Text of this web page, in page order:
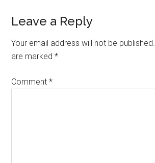
Reader
Interactions
Leave a Reply
Your email address will not be published.
are marked*
Comment*